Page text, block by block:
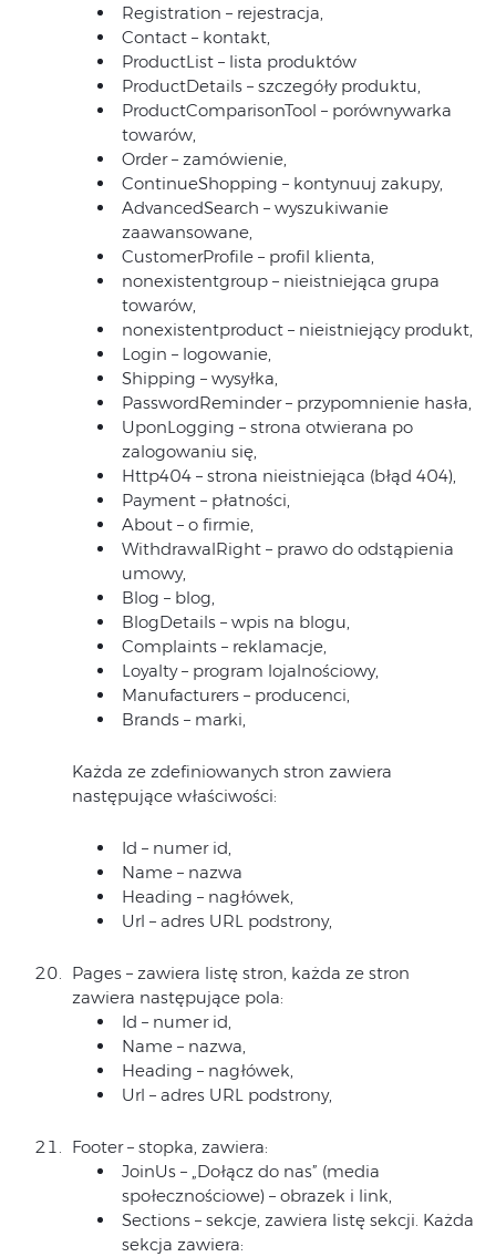
Registration – rejestracja,
Contact – kontakt,
ProductList – lista produktów
ProductDetails – szczegóły produktu,
ProductComparisonTool – porównywarka
towarów,
Order – zamówienie,
ContinueShopping – kontynuuj zakupy,
AdvancedSearch – wyszukiwanie
zaawansowane,
CustomerProfile – profil klienta,
nonexistentgroup – nieistniejąca grupa
towarów,
nonexistentproduct – nieistniejący produkt,
Login – logowanie,
Shipping – wysyłka,
PasswordReminder – przypomnienie hasła,
UponLogging – strona otwierana po
zalogowaniu się,
Http404 – strona nieistniejąca (błąd 404),
Payment – płatności,
About – o firmie,
WithdrawalRight – prawo do odstąpienia
umowy,
Blog – blog,
BlogDetails – wpis na blogu,
Complaints – reklamacje,
Loyalty – program lojalnościowy,
Manufacturers – producenci,
Brands – marki,
Każda ze zdefiniowanych stron zawiera
następujące właściwości:
Id – numer id,
Name – nazwa
Heading – nagłówek,
Url – adres URL podstrony,
Pages – zawiera listę stron, każda ze stron
zawiera następujące pola:
Id – numer id,
Name – nazwa,
Heading – nagłówek,
Url – adres URL podstrony,
Footer – stopka, zawiera:
JoinUs – „Dołącz do nas” (media
społecznościowe) – obrazek i link,
Sections – sekcje, zawiera listę sekcji. Każda
sekcja zawiera: